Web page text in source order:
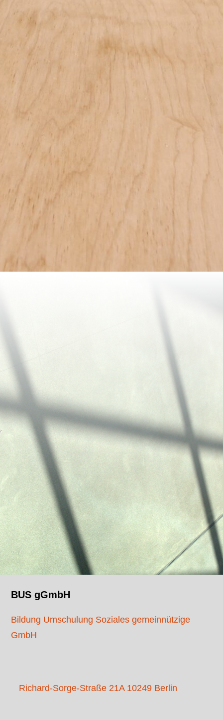
Jobcenter Friedrichshain-Kreuzberg
Jobcenter Treptow-Köpenick
Jobcenter Mitte
Jobcenter Neukölln
Jobcenter Lichtenberg
Jobcenter Reinickendorf
BUS gGmbH
Bildung Umschulung Soziales gemeinnützige
GmbH
Richard-Sorge-Straße 21A 10249 Berlin